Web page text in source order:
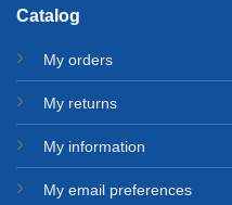
Catalog
My orders
My returns
My information
My email preferences